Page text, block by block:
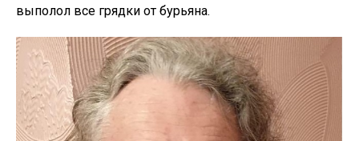
выполол все грядки от бурьяна.